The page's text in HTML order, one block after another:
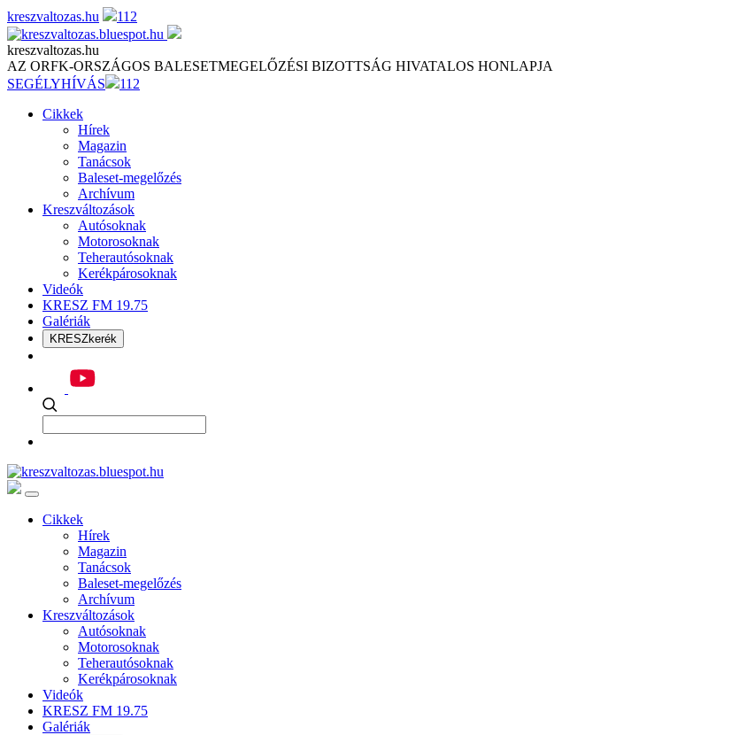
Skip
to
content
kreszvaltozas.hu 112
kreszvaltozas.hu
AZ ORFK-ORSZÁGOS BALESETMEGELŐZÉSI BIZOTTSÁG HIVATALOS HONLAPJA
SEGÉLYHÍVÁS
112
Cikkek
Hírek
Magazin
Tanácsok
Baleset-megelőzés
Archívum
Kreszváltozások
Autósoknak
Motorosoknak
Teherautósoknak
Kerékpárosoknak
Videók
KRESZ FM 19.75
Galériák
KRESZkerék
Cikkek
Hírek
Magazin
Tanácsok
Baleset-megelőzés
Archívum
Kreszváltozások
Autósoknak
Motorosoknak
Teherautósoknak
Kerékpárosoknak
Videók
KRESZ FM 19.75
Galériák